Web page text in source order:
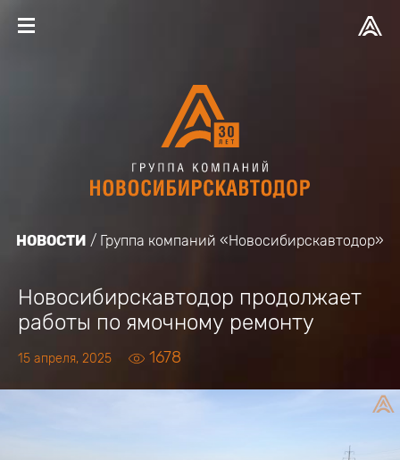
НОВОСТИ Группа компаний «Новосибирскавтодор»
Новосибирскавтодор продолжает
работы по ямочному ремонту
15 апреля, 2025 1678